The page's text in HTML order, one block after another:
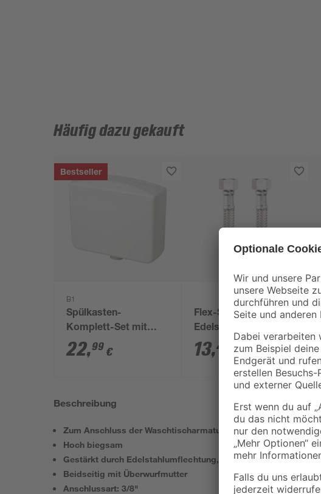
Häufig dazu gekauft
Bestseller
B1
Spülkasten-
Komplett-Set mit
Stopp-Funktion weiß
22,99 €
Flex-Schlauch
Edelstahlumflechtung
50 cm 3/8"
13,49 €
Beschreibung
Zum Anschluss der Waschtischarmatur
Hoch biegsam
Gestärkt durch Edelstahlumflechtung, verchromt
Beidseitig mit Überwurfmutter
Anschlussart: 3/8"